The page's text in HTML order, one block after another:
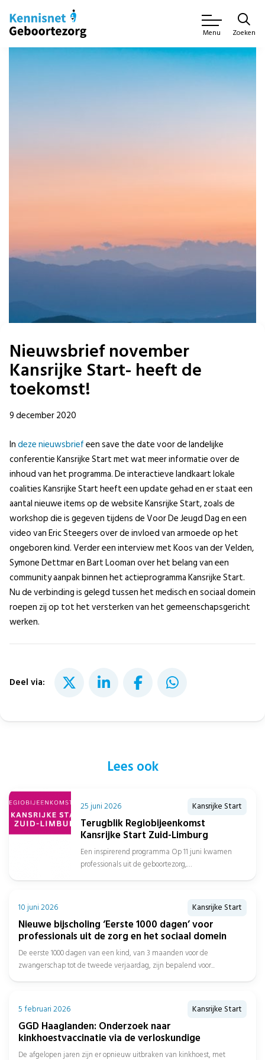
Menu Zoeken
Nieuwsbrief november
Kansrijke Start- heeft de
toekomst!
9 december 2020
Indeze nieuwsbriefeen save the date voor de landelijke
conferentie Kansrijke Start met wat meer informatie over de
inhoud van het programma. De interactieve landkaart lokale
coalities Kansrijke Start heeft een update gehad en er staat een
aantal nieuwe items op de website Kansrijke Start, zoals de
workshop die is gegeven tijdens de Voor De Jeugd Dag en een
video van Eric Steegers over de invloed van armoede op het
ongeboren kind. Verder een interview met Koos van der Velden,
Symone Dettmar en Bart Looman over het belang van een
community aanpak binnen het actieprogramma Kansrijke Start.
Nu de verbinding is gelegd tussen het medisch en sociaal domein
roepen zij op tot het versterken van het gemeenschapsgericht
werken.
Deel via:
Lees ook
25 juni 2026 Kansrijke Start
Terugblik Regiobijeenkomst
Kansrijke Start Zuid-Limburg
Een inspirerend programma Op 11 juni kwamen
professionals uit de geboortezorg,
10 juni 2026 Kansrijke Start
Nieuwe bijscholing ‘Eerste 1000 dagen’ voor
professionals uit de zorg en het sociaal domein
De eerste 1000 dagen van een kind, van 3 maanden voor de
zwangerschap tot de tweede verjaardag, zijn bepalend voor...
5 februari 2026 Kansrijke Start
GGD Haaglanden: Onderzoek naar
kinkhoestvaccinatie via de verloskundige
De afgelopen jaren zijn er opnieuw uitbraken van kinkhoest, met